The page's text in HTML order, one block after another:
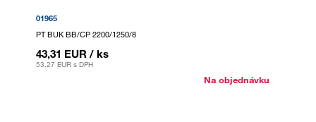
01965
PT BUK BB/CP 2200/1250/8
43,31 EUR / ks
53,27 EUR s DPH
Na objednávku